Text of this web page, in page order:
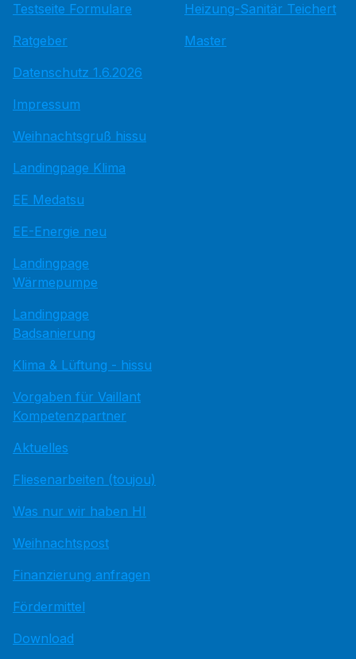
Testseite Formulare
Ratgeber
Datenschutz 1.6.2026
Impressum
Weihnachtsgruß hissu
Landingpage Klima
EE Medatsu
EE-Energie neu
Landingpage
Wärmepumpe
Landingpage
Badsanierung
Klima & Lüftung - hissu
Vorgaben für Vaillant
Kompetenzpartner
Aktuelles
Fliesenarbeiten (toujou)
Was nur wir haben HI
Weihnachtspost
Finanzierung anfragen
Fördermittel
Download
Heizung-Sanitär Teichert
Master